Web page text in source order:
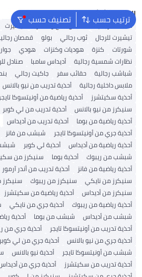
ترتيب حسب تصنيف حسب البحث الشائع
محفظة رجالية ملابس الحج والعمرة تيشيرت
تيشيرت للرجال
ثوب رجالي بولو قمصان
شورتات
كنزة هوديات وكنزات هودي
نظارات شمسية رجالية
أديداس سامبا صنادل
شباشب رجالية
حقائب سفر جاكيت رجالي
ملابس داخلية رجالية
أحذية تدريب من نيو بالانس
أحذية سكيتشرز
أحذية رياضية من أونيتسوكا تايجر
سنيكرز من نيو بالانس
أحذية تدريب من لي كوبر
أحذية رياضية من بوما
أحذية تدريب من أديداس
أحذية جري من أونيتسوكا تايجر
شبشب من فانز
أحذية رياضية من أديداس
أحذية لي كوبر
شبشب من ريبوك
أحذية بوما
سنيكرز من
أحذية رياضية من فانز
أحذية تدريب من أندر آرمور
سنيكرز من نايكي
سنيكرز من ريبوك سنيكرز
سنيكرز من أديداس
أحذية رياضية من سكيتشرز
أحذية رياضية من ريبوك
أحذية جري من نايكي
شبشب من أديداس
شبشب من بوما
أحذية
أحذية تدريب من أونيتسوكا تايجر
أحذية جري من
أحذية جري من نيو بالانس
أحذية جري من لي كوبر
شبشب من أونيتسوكا تايجر
أحذية نيو بالانس
أحذية تدريب من سكيتشرز
أحذية جري من